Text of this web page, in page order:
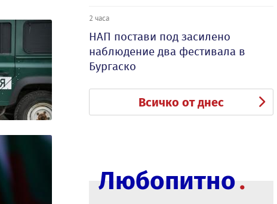
2 часа
НАП постави под засилено
наблюдение два фестивала в
Бургаско
Всичко от днес
Любопитно